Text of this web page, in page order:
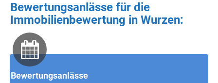
Bewertungsanlässe für die
Immobilienbewertung in Wurzen:
Bewertungsanlässe